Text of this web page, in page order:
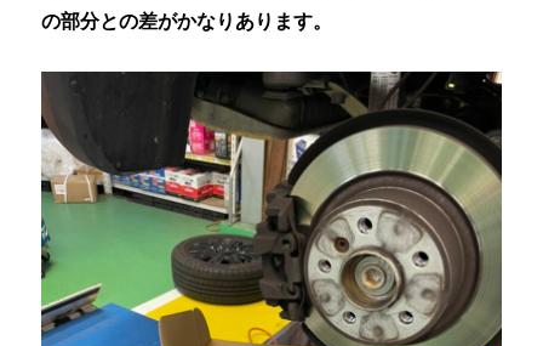
の部分との差がかなりあります。